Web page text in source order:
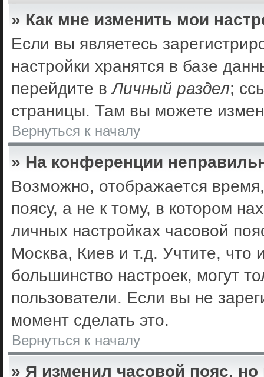
» Как мне изменить мои
Если вы являетесь
настройки хранятся в базе
перейдите вЛичный раздел;
страницы. Там вы можете
Вернуться к началу
» На конференции
Возможно, отображается
поясу, а не к тому, в котором
личных настройках часовой
Москва, Киев и т.д. Учтите, что
большинство настроек, могут
пользователи. Если вы не
момент сделать это.
Вернуться к началу
» Я изменил часовой пояс,